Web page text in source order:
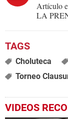
Artículo
LA
Choluteca
Torneo
VIDEOS